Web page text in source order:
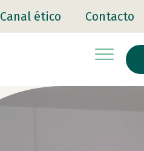
Canal ético Contacto